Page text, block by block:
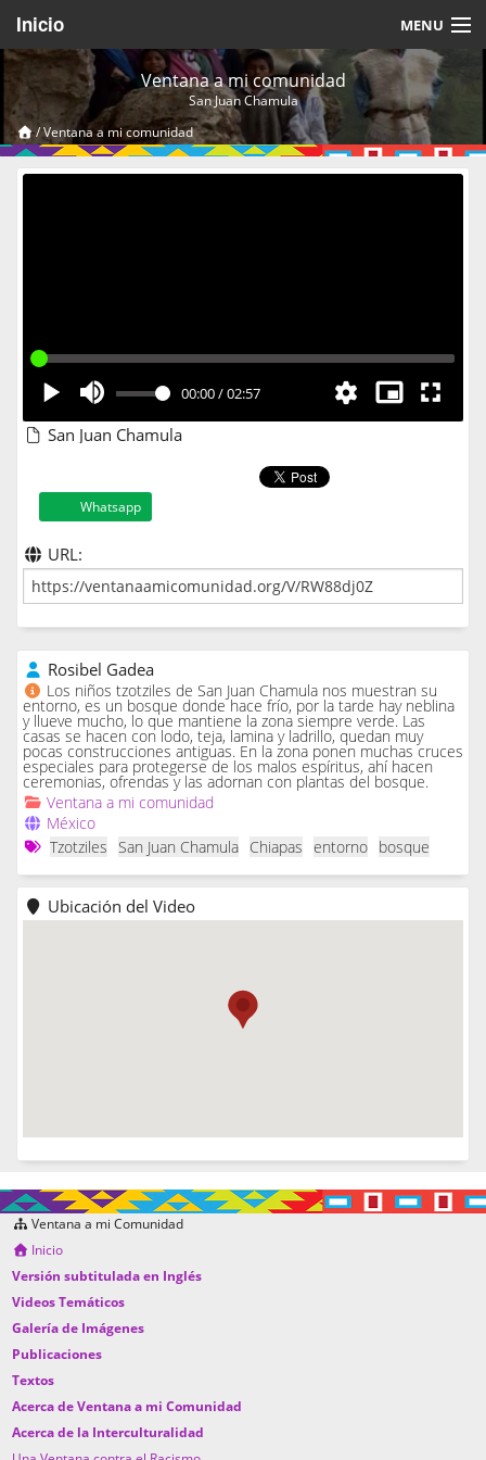
Inicio MENU
Acerca de
Videos Temáticos
Cerrar Sesión
Ventana a mi comunidad
San Juan Chamula
/Ventana a mi comunidad
00:00/02:57
San Juan Chamula
Whatsapp
URL:
Rosibel Gadea
Los niños tzotziles de San Juan Chamula nos muestran su
entorno, es un bosque donde hace frío, por la tarde hay neblina
y llueve mucho, lo que mantiene la zona siempre verde. Las
casas se hacen con lodo, teja, lamina y ladrillo, quedan muy
pocas construcciones antiguas. En la zona ponen muchas cruces
especiales para protegerse de los malos espíritus, ahí hacen
ceremonias, ofrendas y las adornan con plantas del bosque.
Ventana a mi comunidad
México
Tzotziles
San Juan Chamula Chiapas entorno bosque
Ubicación del Video
Ventana a mi Comunidad
Inicio
Versión subtitulada en Inglés
Videos Temáticos
Galería de Imágenes
Publicaciones
Textos
Acerca de Ventana a mi Comunidad
Acerca de la Interculturalidad